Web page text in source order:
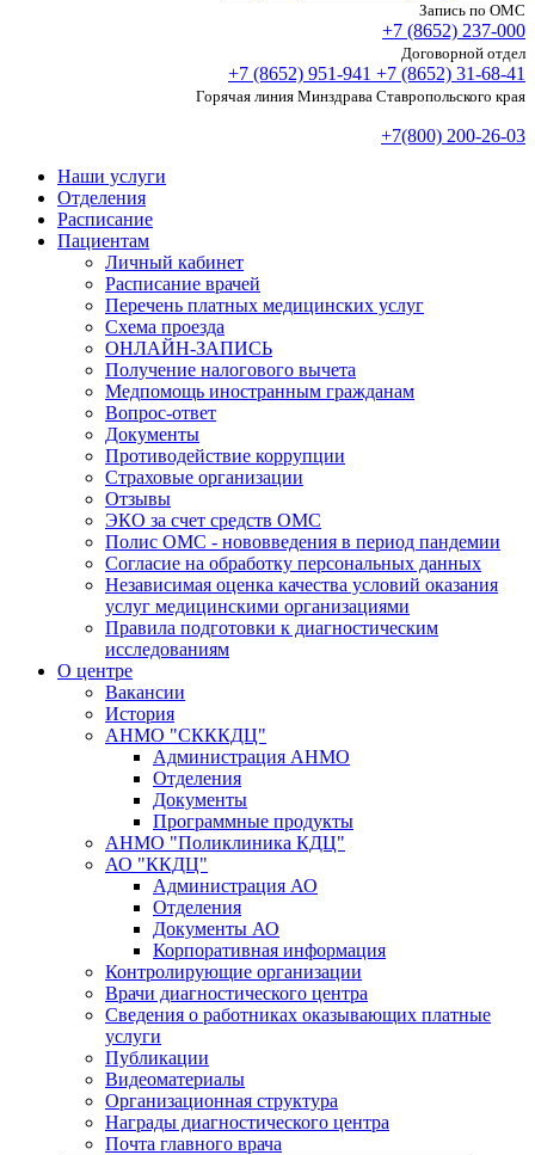
Запись по ОМС
+7 (8652) 237-000
Договорной отдел
+7 (8652) 951-941 +7 (8652) 31-68-41
Горячая линия Минздрава Ставропольского края
+7(800) 200-26-03
Наши услуги
Отделения
Расписание
Пациентам
Личный кабинет
Расписание врачей
Перечень платных медицинских услуг
Схема проезда
ОНЛАЙН-ЗАПИСЬ
Получение налогового вычета
Медпомощь иностранным гражданам
Вопрос-ответ
Документы
Противодействие коррупции
Страховые организации
Отзывы
ЭКО за счет средств ОМС
Полис ОМС - нововведения в период пандемии
Согласие на обработку персональных данных
Независимая оценка качества условий оказания
услуг медицинскими организациями
Правила подготовки к диагностическим
исследованиям
О центре
Вакансии
История
АНМО "СКККДЦ"
Администрация АНМО
Отделения
Документы
Программные продукты
АНМО "Поликлиника КДЦ"
АО "ККДЦ"
Администрация АО
Отделения
Документы АО
Корпоративная информация
Контролирующие организации
Врачи диагностического центра
Сведения о работниках оказывающих платные
услуги
Публикации
Видеоматериалы
Организационная структура
Награды диагностического центра
Почта главного врача